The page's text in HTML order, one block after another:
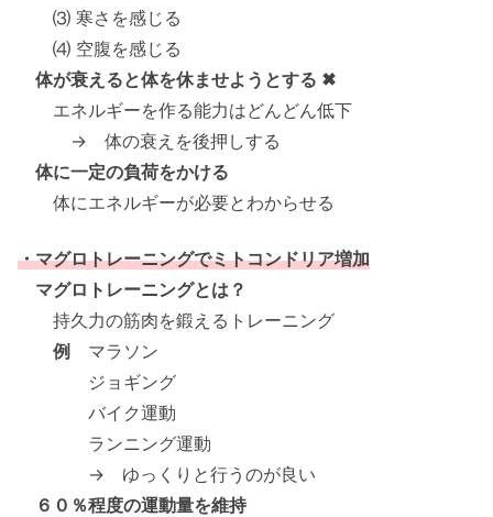
⑶ 寒さを感じる
⑷ 空腹を感じる
体が衰えると体を休ませようとする ✖
エネルギーを作る能力はどんどん低下
→ 体の衰えを後押しする
体に一定の負荷をかける
体にエネルギーが必要とわからせる
・マグロトレーニングでミトコンドリア増加
マグロトレーニングとは？
持久力の筋肉を鍛えるトレーニング
例 マラソン
ジョギング
バイク運動
ランニング運動
→ ゆっくりと行うのが良い
６０％程度の運動量を維持